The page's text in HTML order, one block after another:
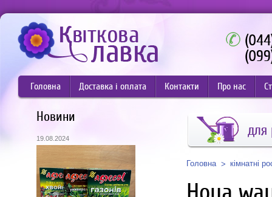
Головна Доставка і оплата Контакти Про нас
Новини
19.08.2024
для
Головна кімнатні